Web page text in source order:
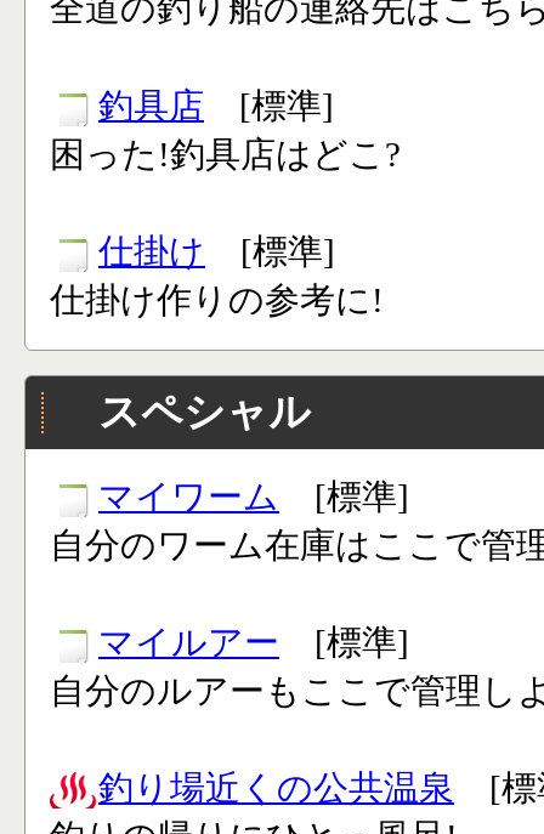
全道の釣り船の連絡先はこち
釣具店 [標準]
困った!釣具店はどこ?
仕掛け [標準]
仕掛け作りの参考に!
スペシャル
マイワーム
[標準]
自分のワーム在庫はここで管
マイルアー [標準]
自分のルアーもここで管理し
釣り場近くの公共温泉 [標